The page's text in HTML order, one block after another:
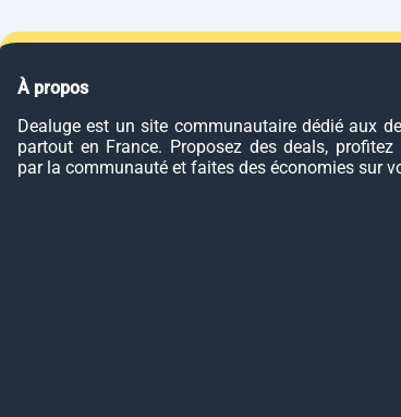
À propos
Dealuge est un site communautaire dédié aux
partout en France. Proposez des deals,
par la communauté et faites des économies sur